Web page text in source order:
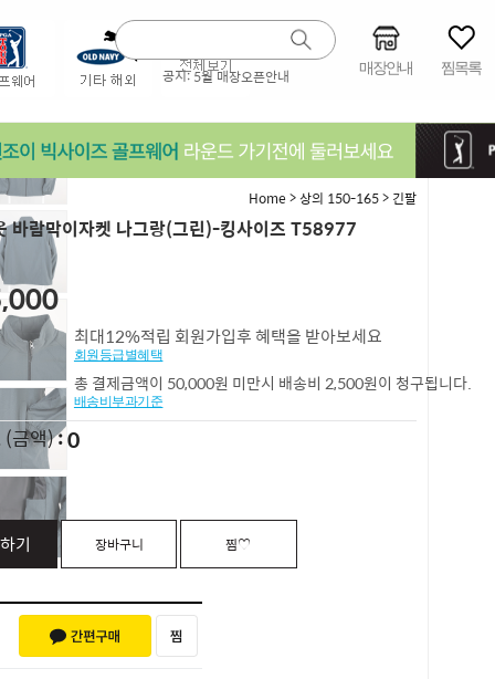
공지:5월 매장오픈안내 매장안내 찜목록
Home>상의 150-165> 긴팔
바람막이자켓 나그랑(그린)-킹사이즈 T58977
최대12%적립 회원가입후 혜택을 받아보세요
회원등급별혜택
총 결제금액이 50,000원 미만시 배송비 2,500원이 청구됩니다.
배송비부과기준
(금액) 0
기 장바구니 찜♡